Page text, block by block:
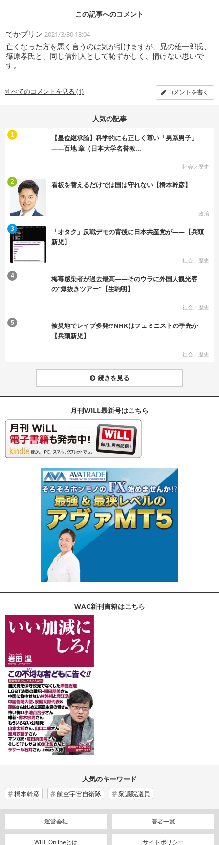
この記事へのコメント
でかプリン 2021/3/30 18:04
亡くなった方を悪く言うのは気が引けますが、兄の雄一郎氏、
篠原孝氏と、同じ信州人として恥ずかしく、情けない思いで
す。
すべてのコメントを見る (1) コメントを書く
人気の記事
【皇位継承論】科学的にも正しく尊い「男系男子」
――百地 章（日本大学名誉教...
社会／歴史
1
看板を替えるだけでは国は守れない【橋本幹彦】
政治
2
「オタク」反戦デモの背後に日本共産党が――【兵頭
新児】
社会／歴史
3
梅毒感染者が過去最高――そのウラに外国人観光客
の“爆抜きツアー”【生駒明】
社会／歴史
4
被災地でレイプ多発⁉NHKはフェミニストの手先か
【兵頭新児】
社会／歴史
5
続きを見る
月刊WiLL最新号はこちら
WAC新刊書籍はこちら
人気のキーワード
橋本幹彦 航空宇宙自衛隊 衆議院議員
運営会社 著者一覧
WiLL Onlineとは サイトポリシー